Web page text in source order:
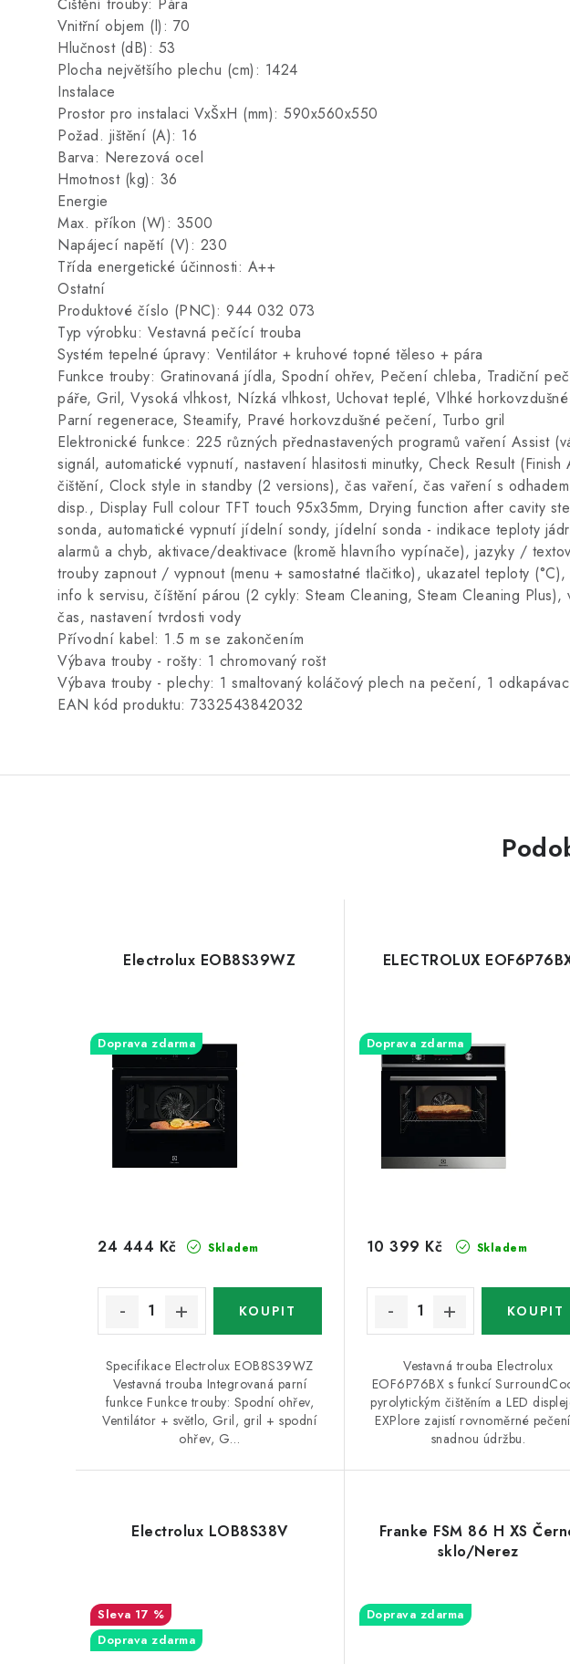
Vnitřní objem (l): 70
Hlučnost (dB): 53
Plocha největšího plechu (cm): 1424
Instalace
Prostor pro instalaci VxŠxH (mm): 590x560x550
Požad. jištění (A): 16
Barva: Nerezová ocel
Hmotnost (kg): 36
Energie
Max. příkon (W): 3500
Napájecí napětí (V): 230
Třída energetické účinnosti: A++
Ostatní
Produktové číslo (PNC): 944 032 073
Typ výrobku: Vestavná pečící trouba
Systém tepelné úpravy: Ventilátor + kruhové topné těleso + pára
Funkce trouby: Gratinovaná jídla, Spodní ohřev, Pečení chleba, Tradiční
páře, Gril, Vysoká vlhkost, Nízká vlhkost, Uchovat teplé, Vlhké
Parní regenerace, Steamify, Pravé horkovzdušné pečení, Turbo gril
Elektronické funkce: 225 různých přednastavených programů vaření Assist
signál, automatické vypnutí, nastavení hlasitosti minutky, Check Result
čištění, Clock style in standby (2 versions), čas vaření, čas vaření s
disp., Display Full colour TFT touch 95x35mm, Drying function after cavity
sonda, automatické vypnutí jídelní sondy, jídelní sonda - indikace teploty
alarmů a chyb, aktivace/deaktivace (kromě hlavního vypínače), jazyky /
trouby zapnout / vypnout (menu + samostatné tlačitko), ukazatel teploty
info k servisu, číštění párou (2 cykly: Steam Cleaning, Steam Cleaning
čas, nastavení tvrdosti vody
Přívodní kabel: 1.5 m se zakončením
Výbava trouby - rošty: 1 chromovaný rošt
Výbava trouby - plechy: 1 smaltovaný koláčový plech na pečení, 1
EAN kód produktu: 7332543842032
Electrolux EOB8S39WZ
Doprava zdarma
Skladem
24 444 Kč
Specifikace Electrolux EOB8S39WZ
Vestavná trouba Integrovaná parní
funkce Funkce trouby: Spodní ohřev,
Ventilátor + světlo, Gril, gril + spodní
ohřev, G…
ELECTROLUX
Doprava zdarma
Skladem
10 399 Kč
Vestavná trouba Electrolux
EOF6P76BX s funkcí
pyrolytickým čištěním a LED
EXPlore zajistí rovnoměrné
snadnou údržbu.
Electrolux LOB8S38V
17 %
Doprava zdarma
Franke FSM 86 H XS
sklo/Nerez
Doprava zdarma